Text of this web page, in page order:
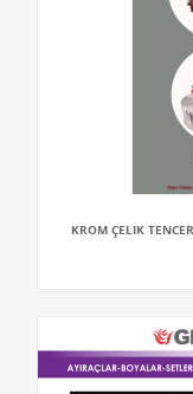
KROM ÇELIK